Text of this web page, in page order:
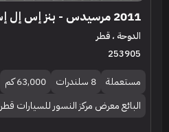
2011 مرسيدس - بنز إس إل إس
الدوحة ، قطر
253905
مستعملة 8 سلندرات
63,000 كم
البائع معرض مركز النسور للسيارات قطر